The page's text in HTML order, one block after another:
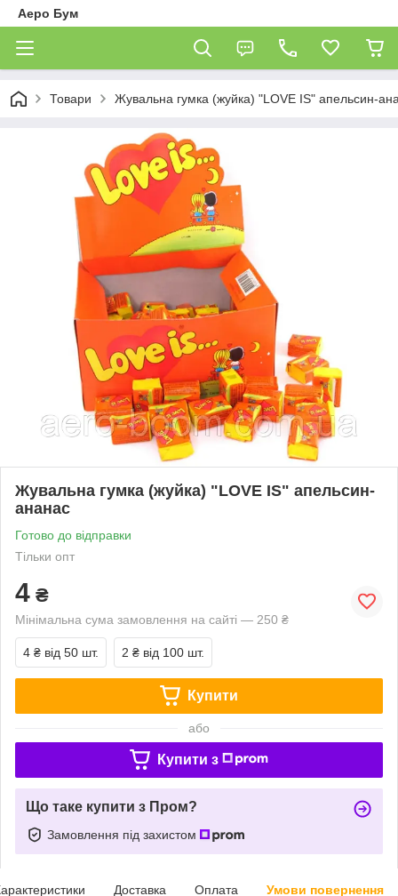
Аеро Бум
Товари Жувальна гумка (жуйка) "LOVE IS" апельсин-
Жувальна гумка (жуйка) "LOVE IS" апельсин-
ананас
Готово до відправки
Тільки опт
4 ₴
Мінімальна сума замовлення на сайті — 250 ₴
4 ₴ від 50 шт. 2 ₴ від 100 шт.
Купити
або
Купити з
Що таке купити з Пром?
Замовлення під захистом
Доставка Оплата Умови повернення